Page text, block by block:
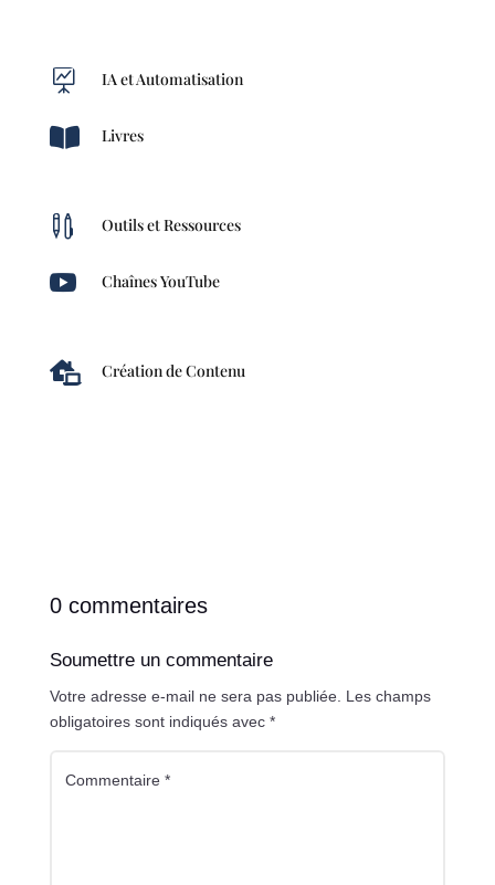
 IA et Automatisation
 Livres
 Outils et Ressources
 Chaînes YouTube
 Création de Contenu
0 commentaires
Soumettre un commentaire
Votre adresse e-mail ne sera pas publiée. Les champs
obligatoires sont indiqués avec *